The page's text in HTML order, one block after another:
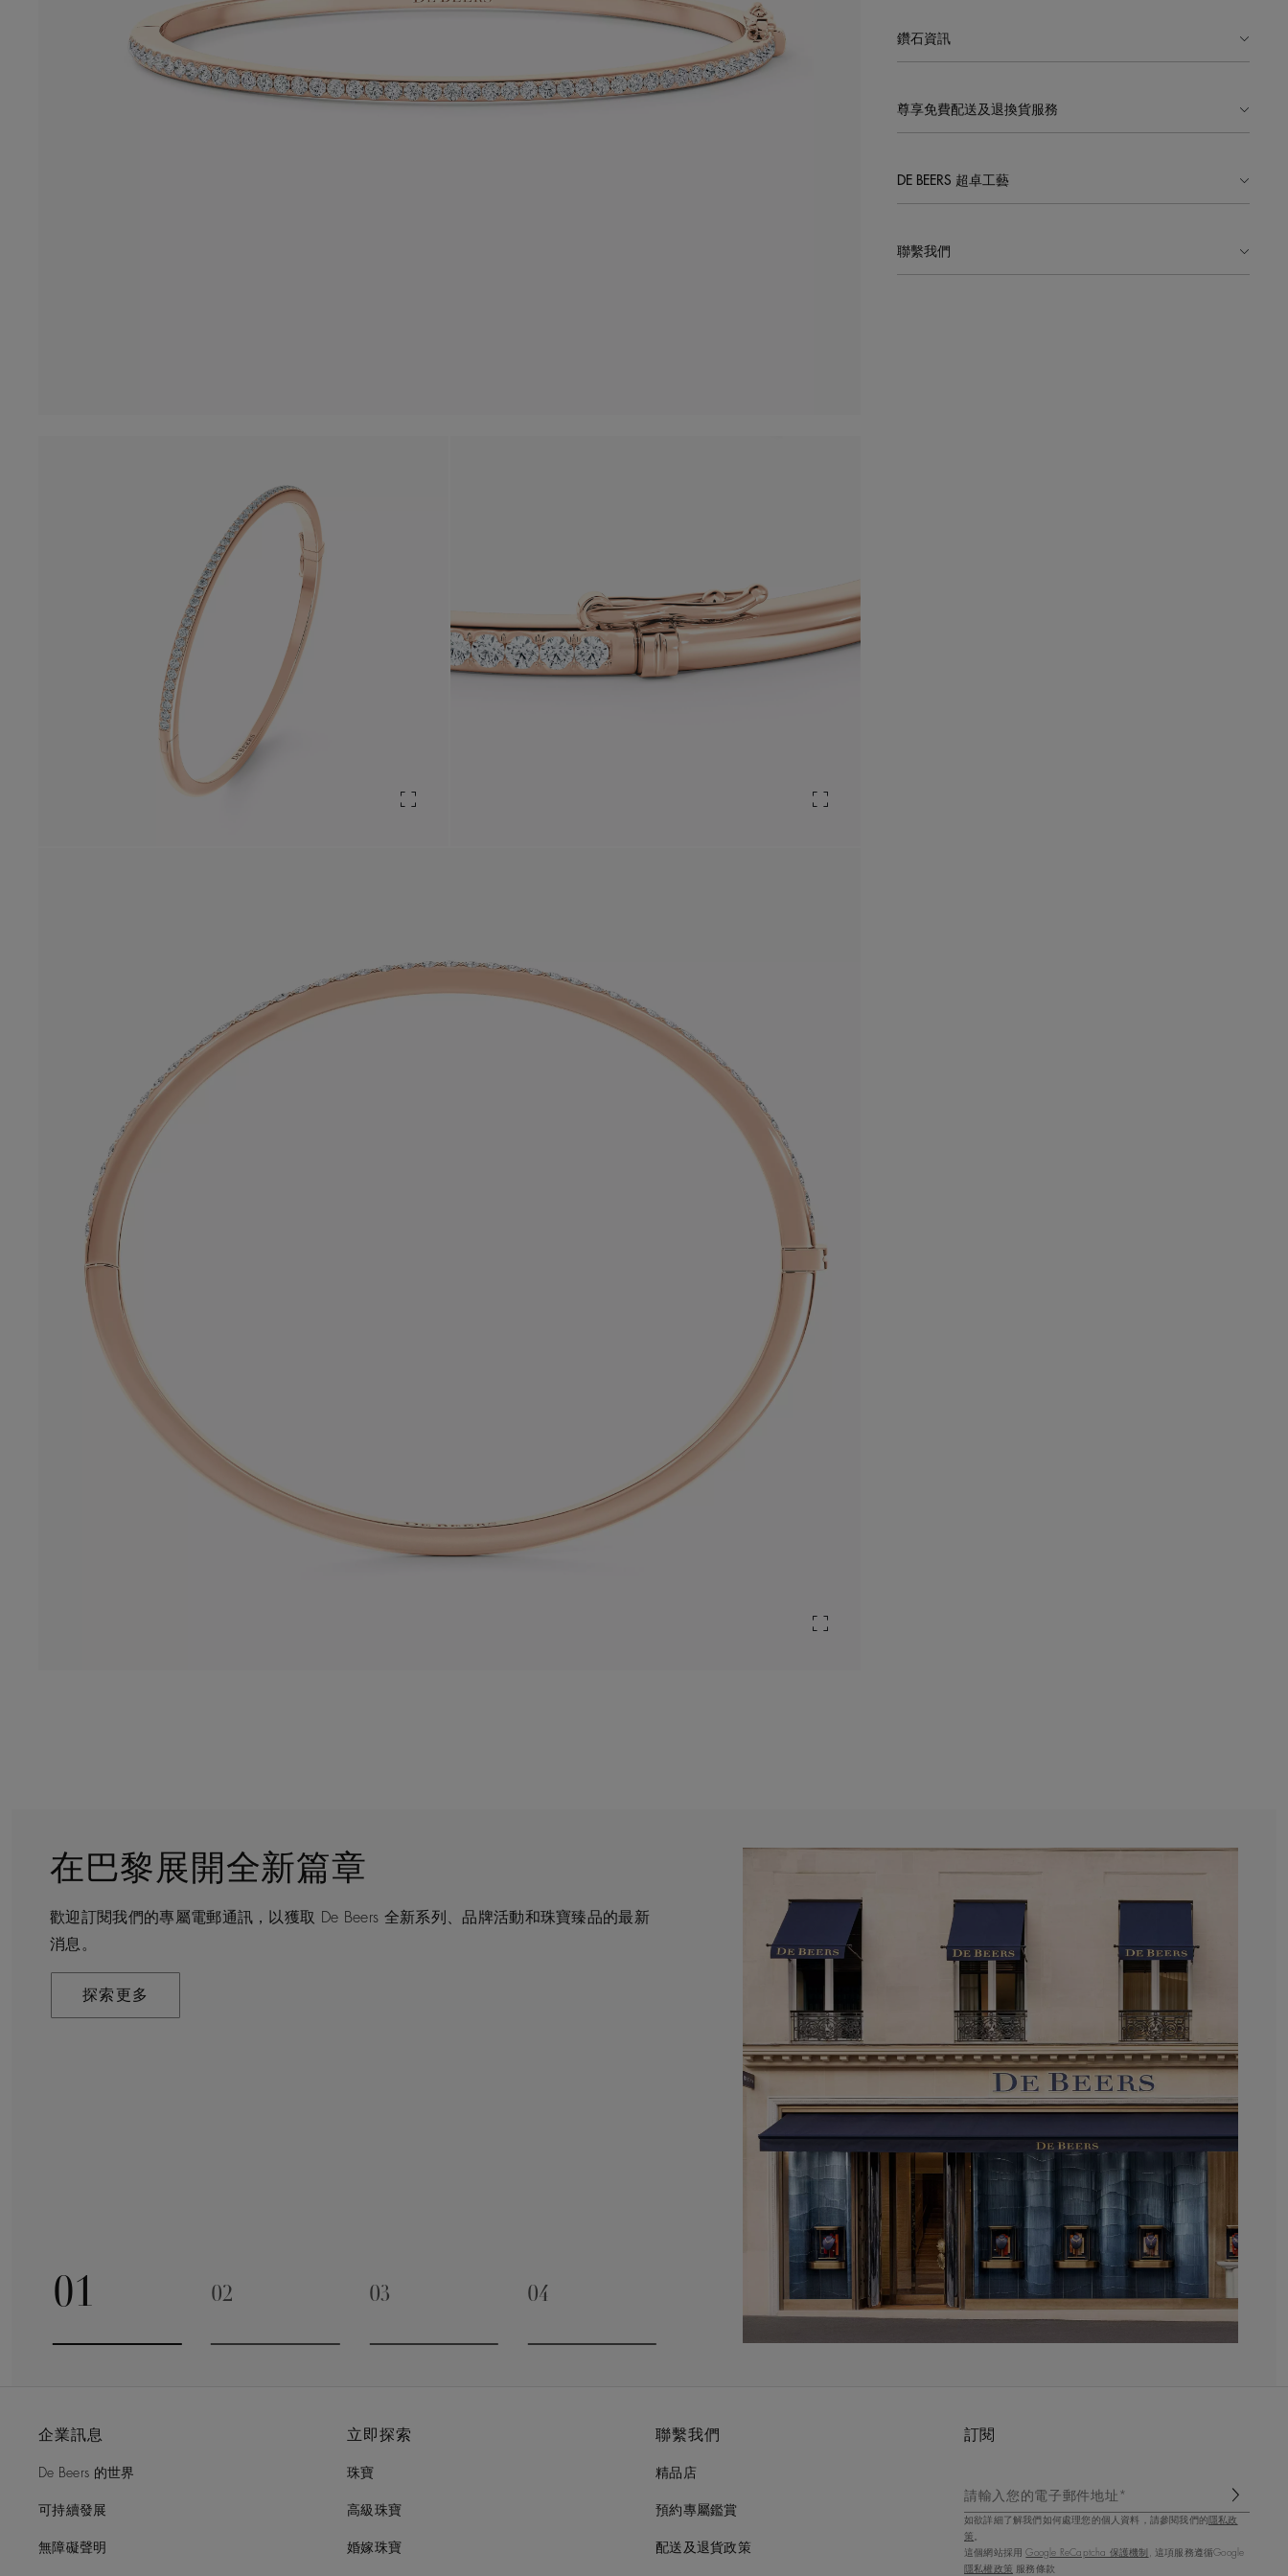
鑽石資訊
尊享免費配送及退換貨服務
DE BEERS 超卓工藝
聯繫我們
在巴黎展開全新篇章
歡迎訂閱我們的專屬電郵通訊，以獲取 De Beers 全新系列、品牌活動和珠寶臻品的最新
消息。
探索更多
守護永恒
De Beers 在全球珠寶領域獨樹一幟，因為我們是唯一與鑽石原產地有直接連結的奢華珠
寶品牌。
探索更多
顧客服務
無論您是透過線上購物或造訪實體精品店，我們始終致力於為您提供個人化的購物體
驗。預約於店內或線上進行鑑賞，透過私人諮詢獲取來自於專家的協助與指導。
瞭解更多
De Beers 的世界
De Beers 成立於倫敦，靈感來自非洲的自然，是奢華鑽石珠寶的巔峰。我們的創意和工
藝將鑽石轉化為永恆和標誌性的設計。
探索更多
01
Go to slide 1
02 03 04
企業訊息
De Beers 的世界
可持續發展
無障礙聲明
立即探索
珠寶
高級珠寶
婚嫁珠寶
聯繫我們
精品店
預約專屬鑑賞
配送及退貨政策
訂閱
請輸入您的電子郵件地址*
如欲詳細了解我們如何處理您的個人資料，請參閱我們的 隱私政
策 。
這個網站採用Google ReCaptcha 保護機制 , 這項服務遵循Google
隱私權政策 服務條款